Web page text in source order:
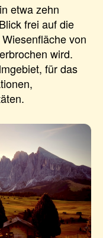
etwa zehn
frei auf die
von
wird.
für das